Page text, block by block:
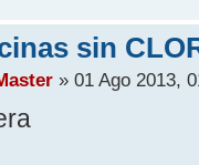
sin
» 01 Ago 2013,